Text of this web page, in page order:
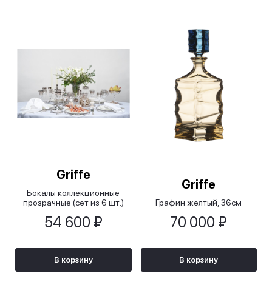
Griffe
Бокалы коллекционные
прозрачные (сет из 6 шт.)
54 600 ₽
В корзину
Griffe
Графин желтый, 36см
70 000 ₽
В корзину